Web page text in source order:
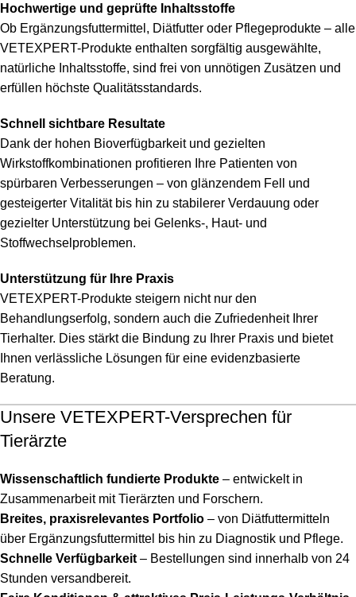
Hochwertige und geprüfte Inhaltsstoffe
Ob Ergänzungsfuttermittel, Diätfutter oder Pflegeprodukte – alle
VETEXPERT-Produkte enthalten sorgfältig ausgewählte,
natürliche Inhaltsstoffe, sind frei von unnötigen Zusätzen und
erfüllen höchste Qualitätsstandards.
Schnell sichtbare Resultate
Dank der hohen Bioverfügbarkeit und gezielten
Wirkstoffkombinationen profitieren Ihre Patienten von
spürbaren Verbesserungen – von glänzendem Fell und
gesteigerter Vitalität bis hin zu stabilerer Verdauung oder
gezielter Unterstützung bei Gelenks-, Haut- und
Stoffwechselproblemen.
Unterstützung für Ihre Praxis
VETEXPERT-Produkte steigern nicht nur den
Behandlungserfolg, sondern auch die Zufriedenheit Ihrer
Tierhalter. Dies stärkt die Bindung zu Ihrer Praxis und bietet
Ihnen verlässliche Lösungen für eine evidenzbasierte
Beratung.
Unsere VETEXPERT-Versprechen für
Tierärzte
Wissenschaftlich fundierte Produkte – entwickelt in
Zusammenarbeit mit Tierärzten und Forschern.
Breites, praxisrelevantes Portfolio – von Diätfuttermitteln
über Ergänzungsfuttermittel bis hin zu Diagnostik und Pflege.
Schnelle Verfügbarkeit – Bestellungen sind innerhalb von 24
Stunden versandbereit.